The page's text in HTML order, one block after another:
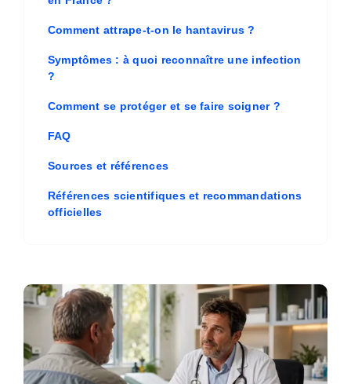
Comment attrape-t-on le hantavirus ?
Symptômes : à quoi reconnaître une infection
?
Comment se protéger et se faire soigner ?
FAQ
Sources et références
Références scientifiques et recommandations
officielles